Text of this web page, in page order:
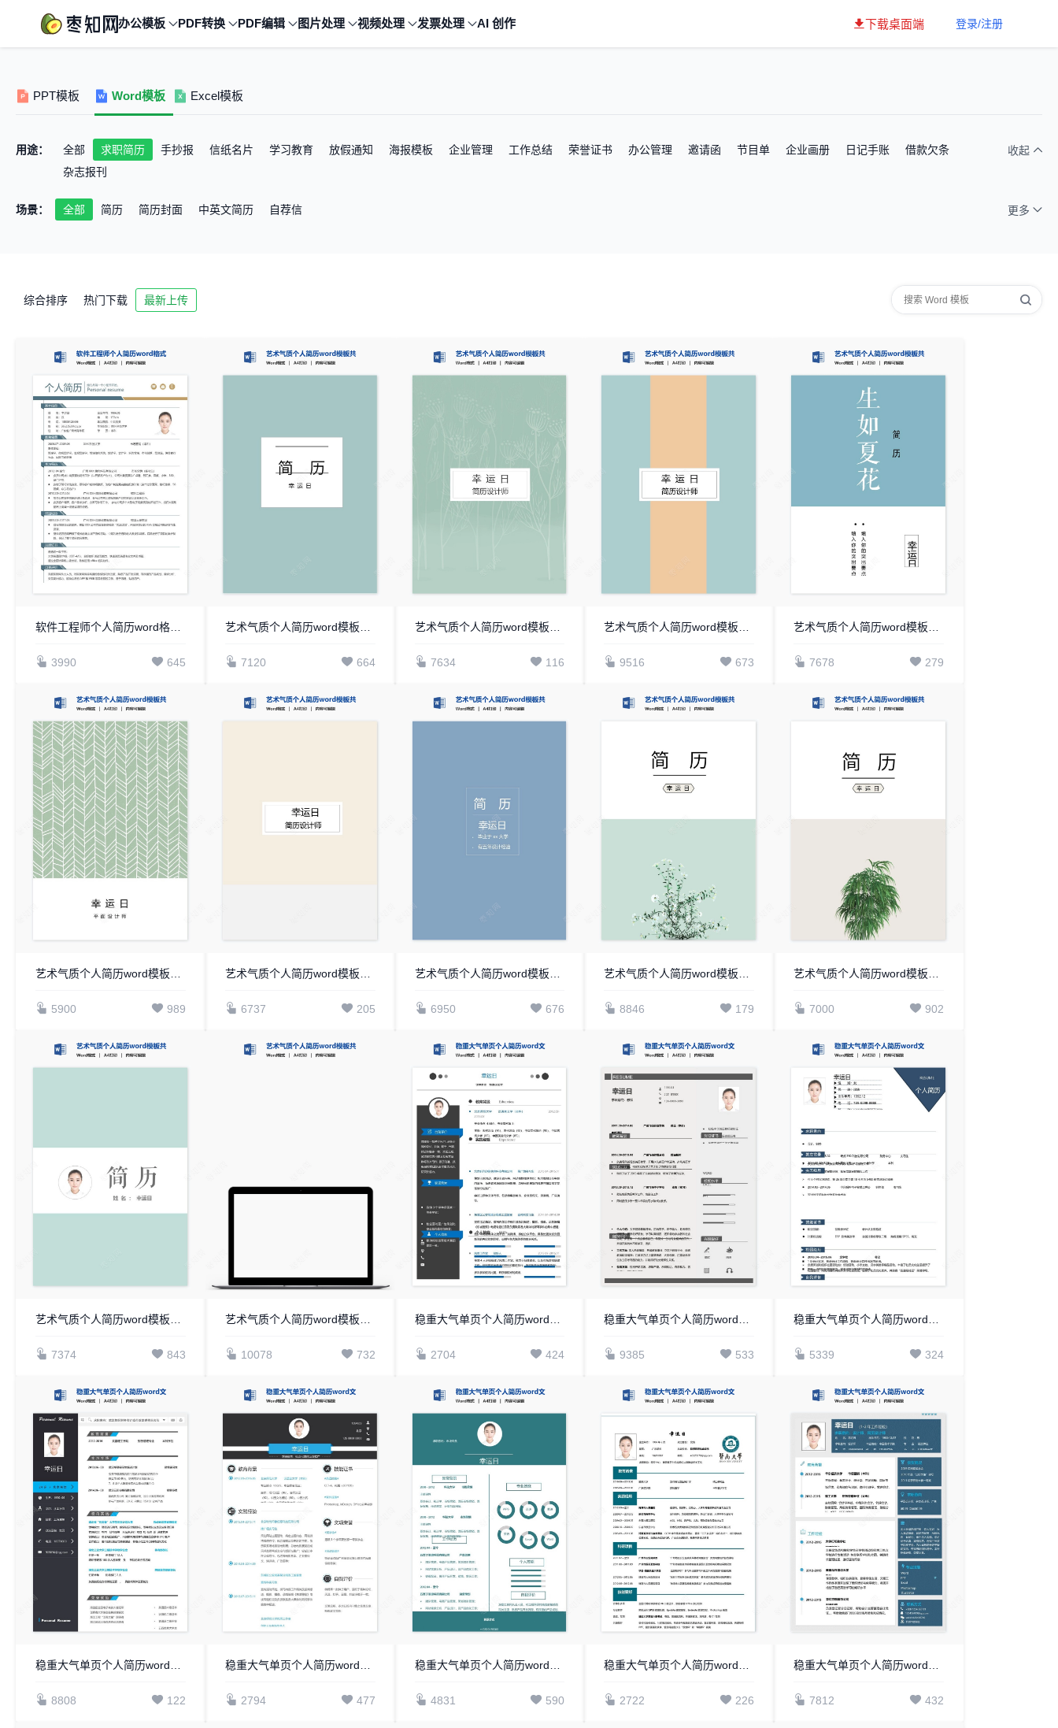
办公模板 PDF转换 PDF编辑 图片处理 视频处理 发票处理 AI 创作 下载桌面端 登录/注册
PPT模板 Word模板 Excel模板
用途： 全部 求职简历 手抄报 信纸名片 学习教育 放假通知 海报模板 企业管理 工作总结 荣誉证书 办公管理 邀请函 节目单 企业画册 日记手账
借款欠条
杂志报刊
收起
场景： 全部 简历 简历封面 中英文简历 自荐信 更多
综合排序 热门下载 最新上传
软件工程师个人简历word格式模板
3990 645
艺术气质个人简历word模板共四页(9)
7120 664
艺术气质个人简历word模板共四页(8)
7634 116
艺术气质个人简历word模板共四页(7)
9516 673
艺术气质个人简历word模板共四页(6)
7678 279
5900 989 6737 205 6950 676 8846 179 7000 902
7374 843 10078 732 2704 424 9385 533 5339 324
稳重大气单页个人简历word文档(5)
8808 122
稳重大气单页个人简历word文档(4)
2794 477
稳重大气单页个人简历word文档(3)
4831 590
稳重大气单页个人简历word文档(24)
2722 226
稳重大气单页个人简历word文档(23)
7812 432